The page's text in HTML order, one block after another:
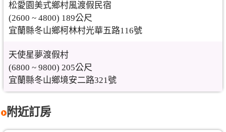
松愛園美式鄉村風渡假民宿
(2600 ~ 4800) 189公尺
宜蘭縣冬山鄉柯林村光華五路116號
天使星夢渡假村
(6800 ~ 9800) 205公尺
宜蘭縣冬山鄉境安二路321號
附近訂房